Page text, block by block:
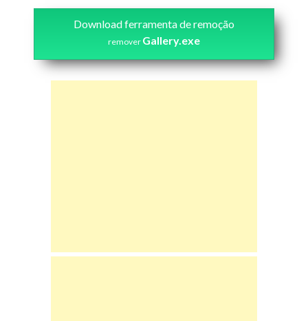
Download ferramenta de remoção
remover Gallery.exe